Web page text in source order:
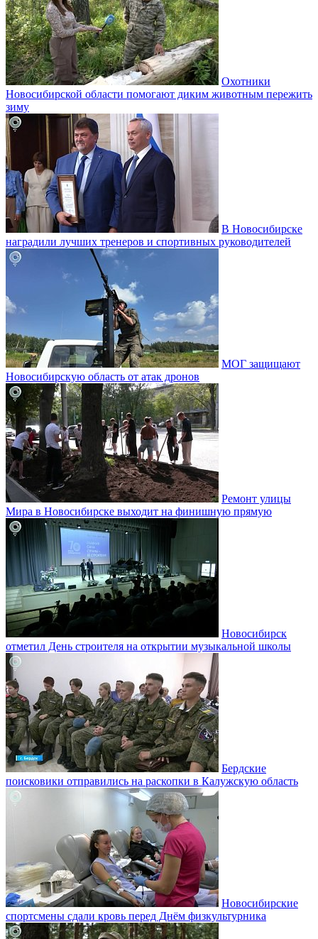
Охотники
Новосибирской области помогают диким животным пережить
зиму
В Новосибирске
наградили лучших тренеров и спортивных руководителей
МОГ защищают
Новосибирскую область от атак дронов
Ремонт улицы
Мира в Новосибирске выходит на финишную прямую
Новосибирск
отметил День строителя на открытии музыкальной школы
Бердские
поисковики отправились на раскопки в Калужскую область
Новосибирские
спортсмены сдали кровь перед Днём физкультурника